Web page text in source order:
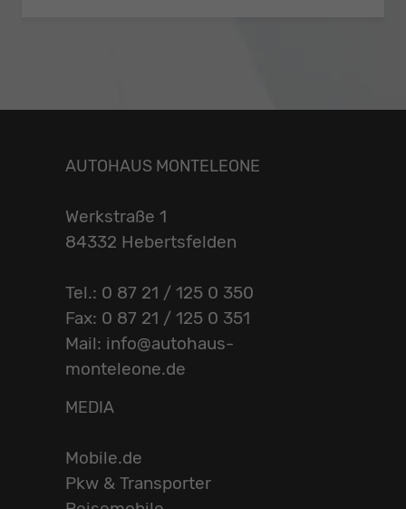
AUTOHAUS MONTELEONE
Werkstraße 1
84332 Hebertsfelden
Tel.: 0 87 21 / 125 0 350
Fax: 0 87 21 / 125 0 351
Mail: info@autohaus-
monteleone.de
MEDIA
Mobile.de
Pkw & Transporter